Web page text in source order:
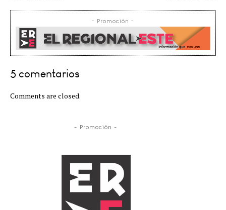
- Promoción -
5 comentarios
Comments are closed.
- Promoción -